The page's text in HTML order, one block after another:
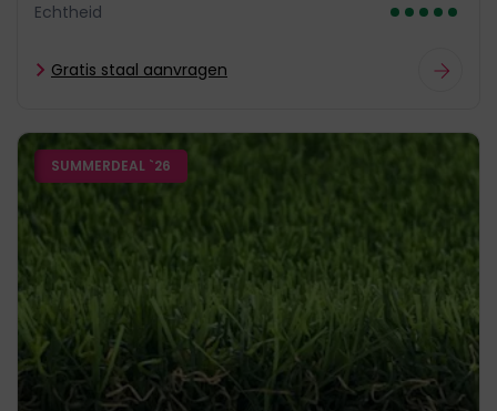
Echtheid
Gratis staal aanvragen
SUMMERDEAL `26